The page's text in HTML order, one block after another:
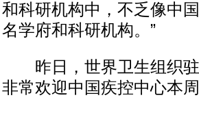
和科研机构中，不乏像中
名学府和科研机构。”
昨日，世界卫生组织驻
非常欢迎中国疾控中心本